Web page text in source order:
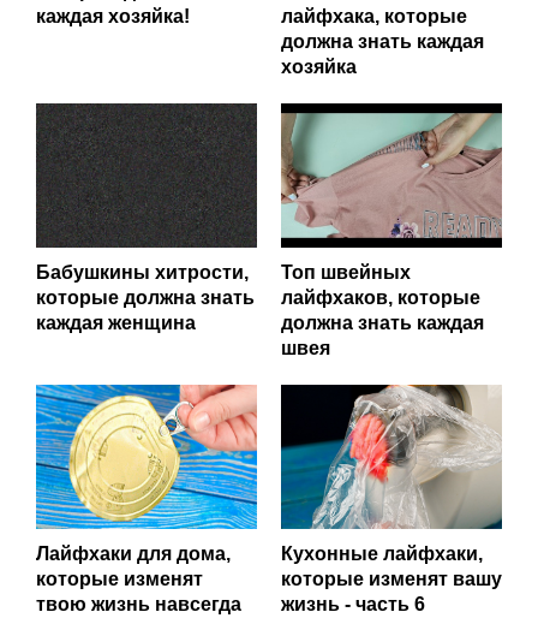
каждая хозяйка!
лайфхака, которые
должна знать каждая
хозяйка
Бабушкины хитрости,
которые должна знать
каждая женщина
Топ швейных
лайфхаков, которые
должна знать каждая
швея
Лайфхаки для дома,
которые изменят
твою жизнь навсегда
Кухонные лайфхаки,
которые изменят вашу
жизнь - часть 6